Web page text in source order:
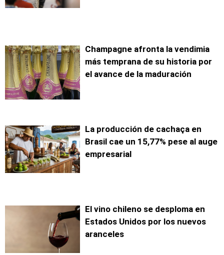
Champagne afronta la vendimia
más temprana de su historia por
el avance de la maduración
La producción de cachaça en
Brasil cae un 15,77% pese al auge
empresarial
El vino chileno se desploma en
Estados Unidos por los nuevos
aranceles